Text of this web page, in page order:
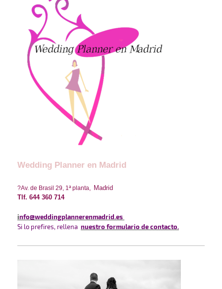
Wedding Planner en Madrid
?Av. de Brasil 29, 1ª planta,
Madrid
Tlf. 644 360 714
info@weddingplannerenmadrid.es
Si lo prefires, rellena nuestro formulario de contacto